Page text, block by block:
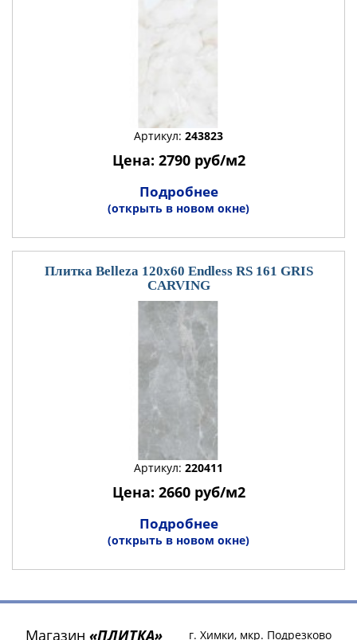
Артикул: 243823
Цена: 2790 руб/м2
Подробнее
(открыть в новом окне)
Плитка Belleza 120x60 Endless RS 161 GRIS
CARVING
Артикул: 220411
Цена: 2660 руб/м2
Подробнее
(открыть в новом окне)
Магазин «ПЛИТКА» г. Химки, мкр. Подрезково